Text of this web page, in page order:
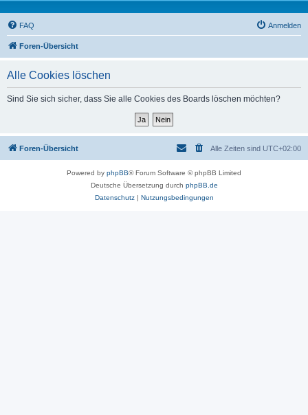
FAQ Anmelden
Foren-Übersicht
Alle Cookies löschen
Sind Sie sich sicher, dass Sie alle Cookies des Boards löschen möchten?
Foren-Übersicht Alle Zeiten sind UTC+02:00
Powered by phpBB® Forum Software © phpBB Limited
Deutsche Übersetzung durch phpBB.de
Datenschutz| Nutzungsbedingungen